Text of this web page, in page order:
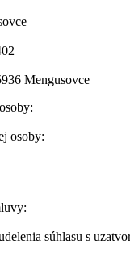
Mengusovce
osoby:
súhlasu s